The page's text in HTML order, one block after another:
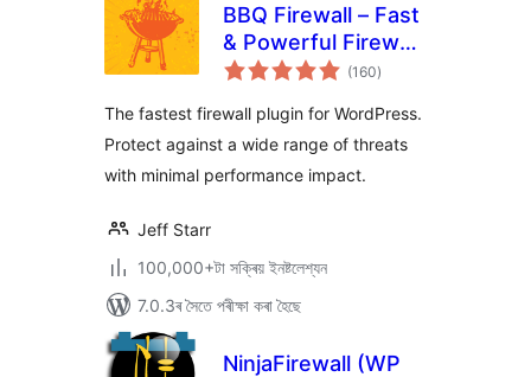
BBQ Firewall – Fast
& Powerful Firewall
Security
(160টা
মুঠ)
The fastest firewall plugin for WordPress.
Protect against a wide range of threats
with minimal performance impact.
Jeff Starr
100,000+টা সক্ৰিয় ইনষ্টলেশ্যন
7.0.3ৰ সৈতে পৰীক্ষা কৰা হৈছে
NinjaFirewall (WP